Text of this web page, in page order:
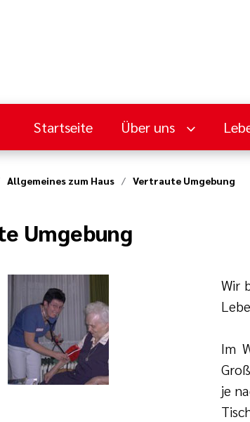
Startseite Über uns
Allgemeines zum Haus Vertraute Umgebung
Umgebung
Wir
Im
je